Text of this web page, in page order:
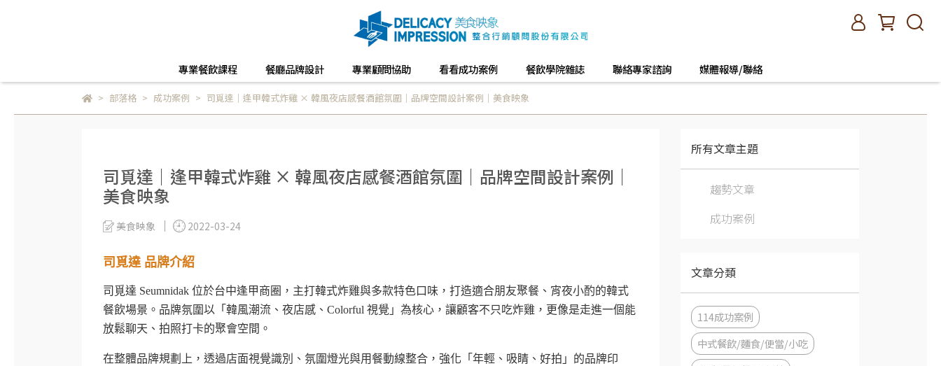
專業餐飲課程 餐廳品牌設計 專業顧問協助 看看成功案例 餐飲學院雜誌 聯絡專家諮詢 媒體報導/聯絡
部落格 成功案例 司覓達｜逢甲韓式炸雞 × 韓風夜店感餐酒館氛圍｜品牌空間設計案例｜美食映象
司覓達｜逢甲韓式炸雞 × 韓風夜店感餐酒館氛圍｜品牌空間設計案例｜
美食映象
美食映象 2022-03-24
司覓達 品牌介紹
司覓達 Seumnidak 位於台中逢甲商圈，主打韓式炸雞與多款特色口味，打造適合朋友聚餐、宵夜小酌的韓式
餐飲場景。品牌氛圍以「韓風潮流、夜店感、Colorful 視覺」為核心，讓顧客不只吃炸雞，更像是走進一個能
放鬆聊天、拍照打卡的聚會空間。
在整體品牌規劃上，透過店面視覺識別、氛圍燈光與用餐動線整合，強化「年輕、吸睛、好拍」的品牌印
所有文章主題
趨勢文章
成功案例
文章分類
114成功案例
中式餐飲/麵食/便當/小吃